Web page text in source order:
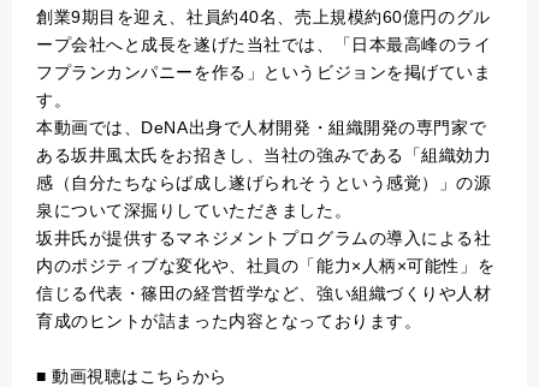
創業9期目を迎え、社員約40名、売上規模約60億円のグル
ープ会社へと成長を遂げた当社では、「日本最高峰のライ
フプランカンパニーを作る」というビジョンを掲げていま
す。
本動画では、DeNA出身で人材開発・組織開発の専門家で
ある坂井風太氏をお招きし、当社の強みである「組織効力
感（自分たちならば成し遂げられそうという感覚）」の源
泉について深掘りしていただきました。
坂井氏が提供するマネジメントプログラムの導入による社
内のポジティブな変化や、社員の「能力×人柄×可能性」を
信じる代表・篠田の経営哲学など、強い組織づくりや人材
育成のヒントが詰まった内容となっております。
■ 動画視聴はこちらから